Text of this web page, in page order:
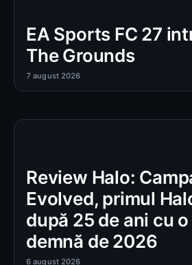
EA Sports FC 27
The Grounds
7 august 2026
Review Halo:
Evolved, primul
după 25 de ani cu
demnă de 2026
6 august 2026